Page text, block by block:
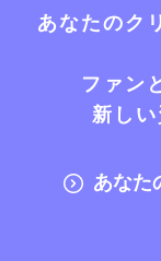
あなたのク
ファン
新し
あなた